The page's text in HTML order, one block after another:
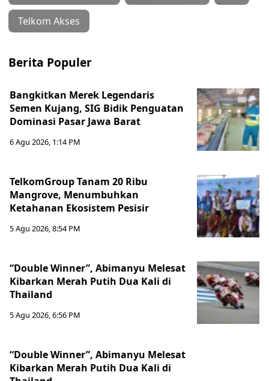
Telkom Akses
Berita Populer
Bangkitkan Merek Legendaris
Semen Kujang, SIG Bidik Penguatan
Dominasi Pasar Jawa Barat
6 Agu 2026, 1:14 PM
TelkomGroup Tanam 20 Ribu
Mangrove, Menumbuhkan
Ketahanan Ekosistem Pesisir
5 Agu 2026, 8:54 PM
“Double Winner”, Abimanyu Melesat
Kibarkan Merah Putih Dua Kali di
Thailand
5 Agu 2026, 6:56 PM
“Double Winner”, Abimanyu Melesat
Kibarkan Merah Putih Dua Kali di